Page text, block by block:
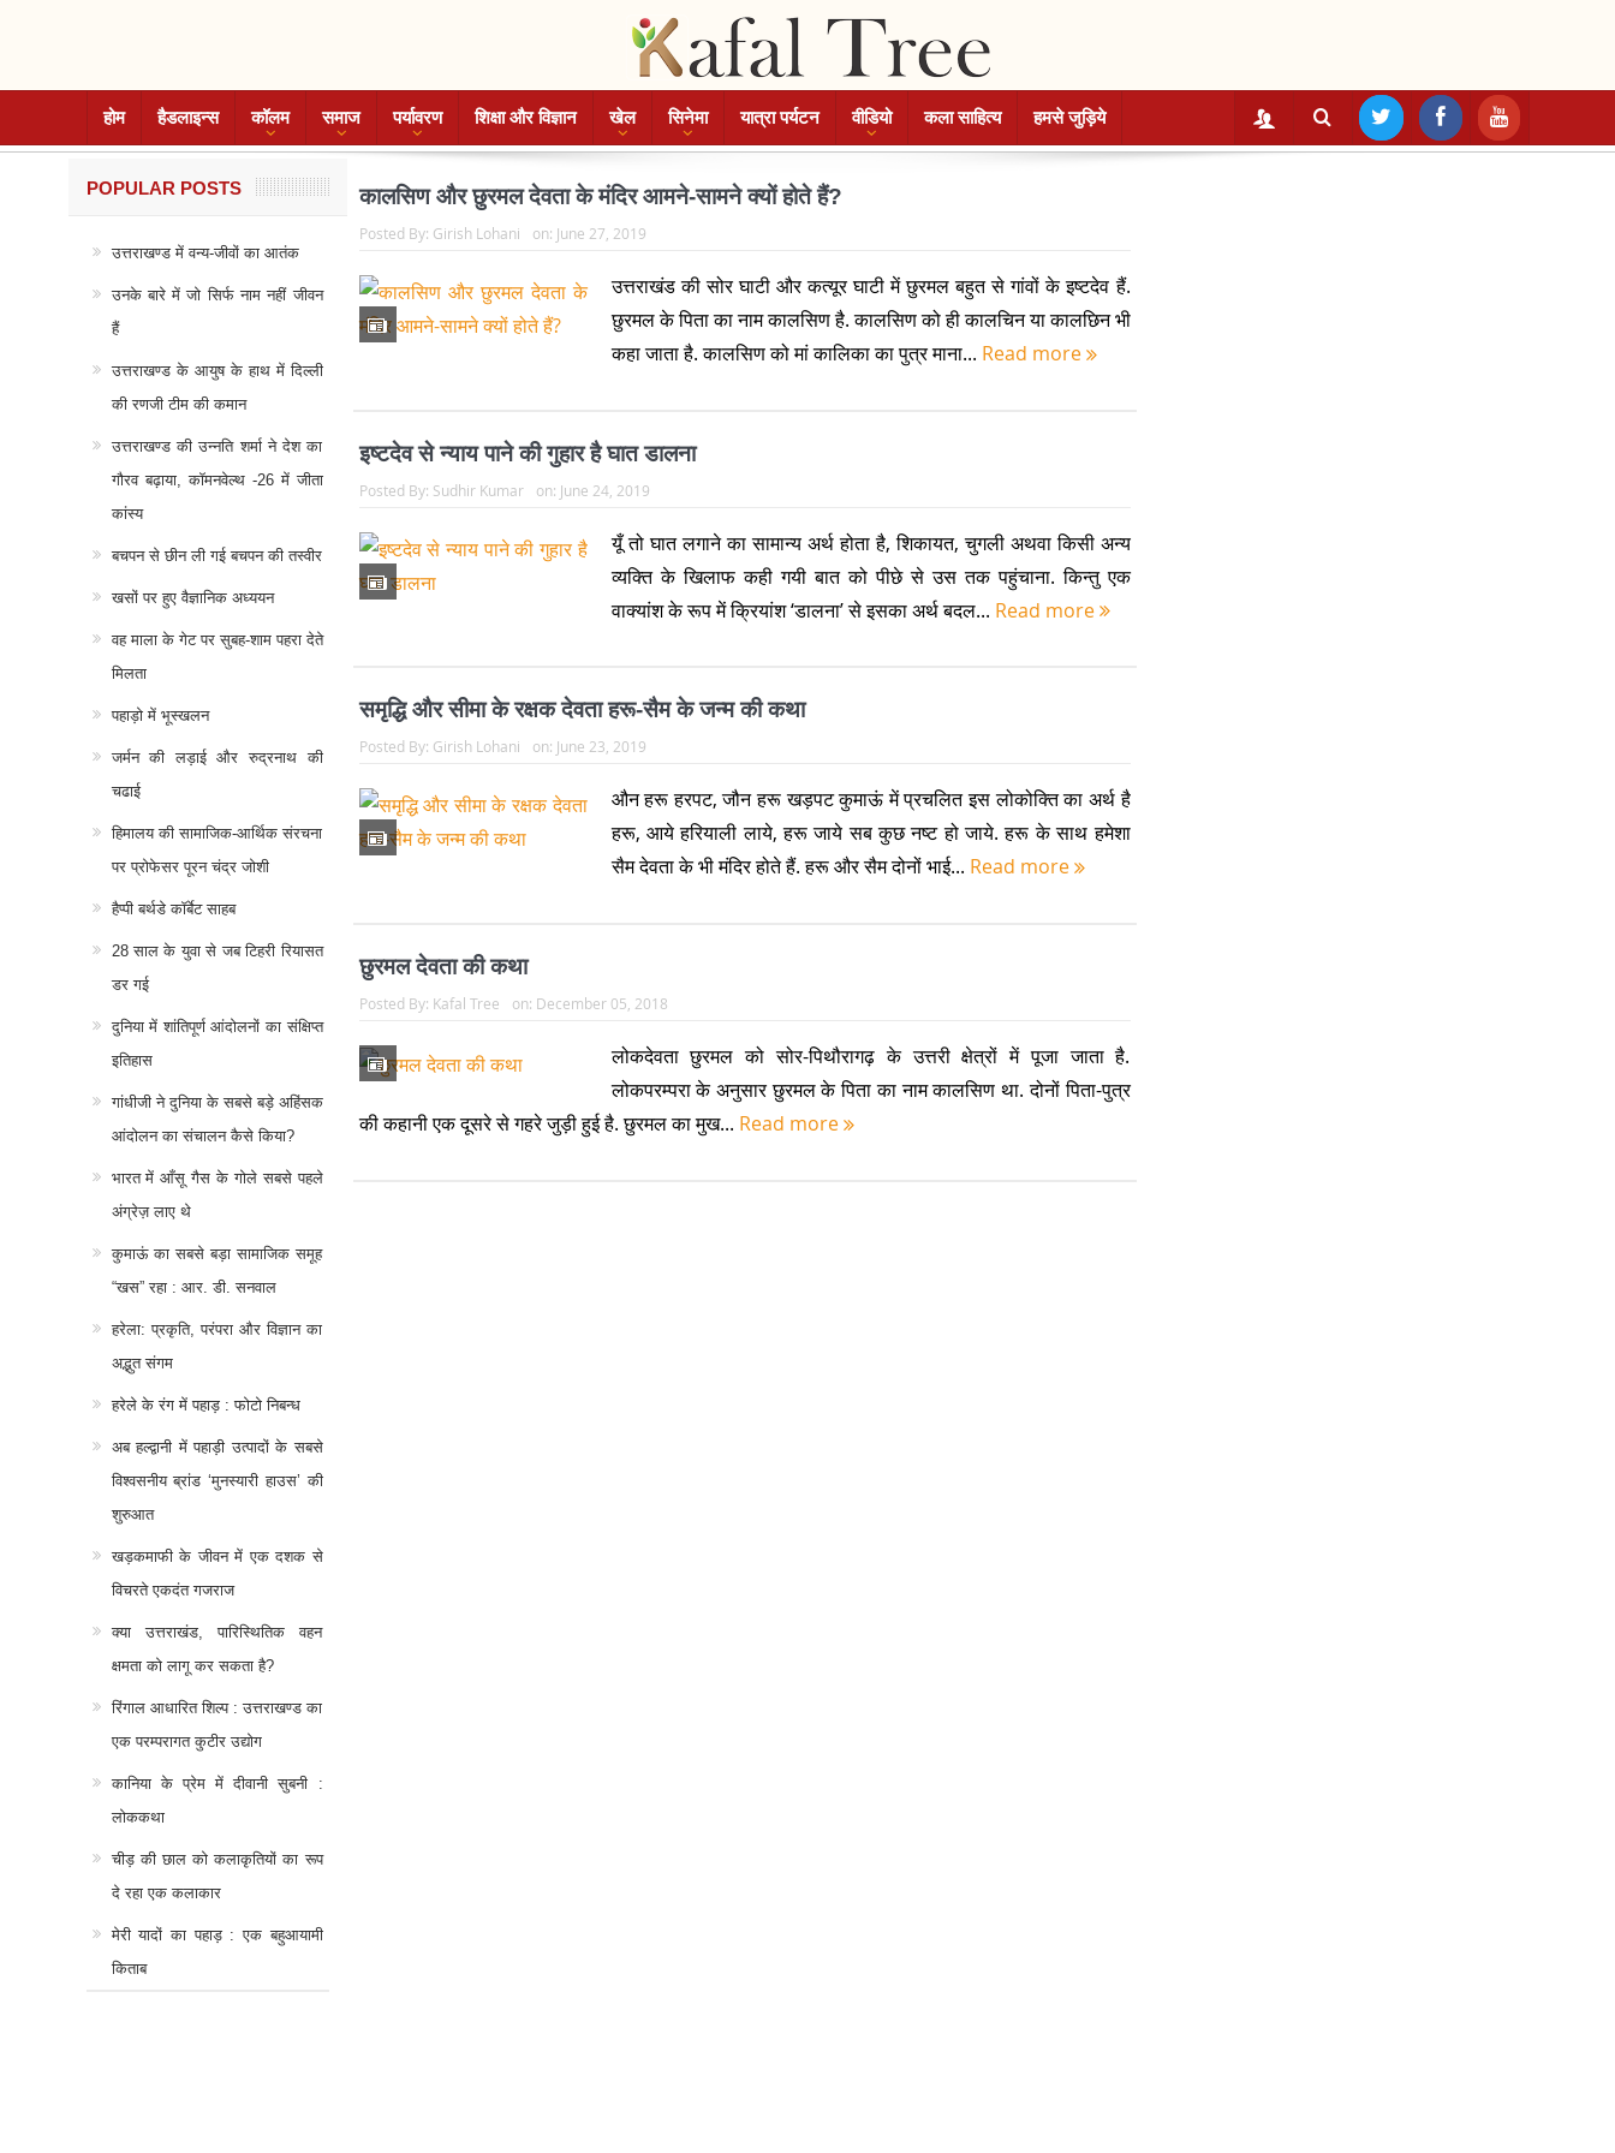
होम हैडलाइन्स कॉलम समाज पर्यावरण शिक्षा और विज्ञान खेल सिनेमा यात्रा पर्यटन वीडियो कला साहित्य हमसे जुड़िये
कालसिण और छुरमल देवता के मंदिर आमने-सामने क्यों होते हैं?
Posted By: Girish Lohani on: June 27, 2019
उत्तराखंड की सोर घाटी और कत्यूर घाटी में छुरमल बहुत से गांवों के इष्टदेव हैं.
छुरमल के पिता का नाम कालसिण है. कालसिण को ही कालचिन या कालछिन भी
कहा जाता है. कालसिण को मां कालिका का पुत्र माना... Read more
इष्टदेव से न्याय पाने की गुहार है घात डालना
Posted By: Sudhir Kumar on: June 24, 2019
यूँ तो घात लगाने का सामान्य अर्थ होता है, शिकायत, चुगली अथवा किसी अन्य
व्यक्ति के खिलाफ कही गयी बात को पीछे से उस तक पहुंचाना. किन्तु एक
वाक्यांश के रूप में क्रियांश ‘डालना’ से इसका अर्थ बदल... Read more
समृद्धि और सीमा के रक्षक देवता हरू-सैम के जन्म की कथा
Posted By: Girish Lohani on: June 23, 2019
औन हरू हरपट, जौन हरू खड़पट कुमाऊं में प्रचलित इस लोकोक्ति का अर्थ है
हरू, आये हरियाली लाये, हरू जाये सब कुछ नष्ट हो जाये. हरू के साथ हमेशा
सैम देवता के भी मंदिर होते हैं. हरू और सैम दोनों भाई... Read more
छुरमल देवता की कथा
Posted By: Kafal Tree on: December 05, 2018
लोकदेवता छुरमल को सोर-पिथौरागढ़ के उत्तरी क्षेत्रों में पूजा जाता है.
लोकपरम्परा के अनुसार छुरमल के पिता का नाम कालसिण था. दोनों पिता-पुत्र
की कहानी एक दूसरे से गहरे जुड़ी हुई है. छुरमल का मुख... Read more
POPULAR POSTS
उत्तराखण्ड में वन्य-जीवों का आतंक
उनके बारे में जो सिर्फ नाम नहीं जीवन
हैं
उत्तराखण्ड के आयुष के हाथ में दिल्ली
की रणजी टीम की कमान
उत्तराखण्ड की उन्नति शर्मा ने देश का
गौरव बढ़ाया, कॉमनवेल्थ -26 में जीता
कांस्य
बचपन से छीन ली गई बचपन की तस्वीर
खसों पर हुए वैज्ञानिक अध्ययन
वह माला के गेट पर सुबह-शाम पहरा देते
मिलता
पहाड़ो में भूस्खलन
जर्मन की लड़ाई और रुद्रनाथ की
चढाई
हिमालय की सामाजिक-आर्थिक संरचना
पर प्रोफेसर पूरन चंद्र जोशी
हैप्पी बर्थडे कॉर्बेट साहब
28 साल के युवा से जब टिहरी रियासत
डर गई
दुनिया में शांतिपूर्ण आंदोलनों का संक्षिप्त
इतिहास
गांधीजी ने दुनिया के सबसे बड़े अहिंसक
आंदोलन का संचालन कैसे किया?
भारत में आँसू गैस के गोले सबसे पहले
अंग्रेज़ लाए थे
कुमाऊं का सबसे बड़ा सामाजिक समूह
“खस” रहा : आर. डी. सनवाल
हरेला: प्रकृति, परंपरा और विज्ञान का
अद्भुत संगम
हरेले के रंग में पहाड़ : फोटो निबन्ध
अब हल्द्वानी में पहाड़ी उत्पादों के सबसे
विश्वसनीय ब्रांड ‘मुनस्यारी हाउस’ की
शुरुआत
खड़कमाफी के जीवन में एक दशक से
विचरते एकदंत गजराज
क्या उत्तराखंड, पारिस्थितिक वहन
क्षमता को लागू कर सकता है?
रिंगाल आधारित शिल्प : उत्तराखण्ड का
एक परम्परागत कुटीर उद्योग
कानिया के प्रेम में दीवानी सुबनी :
लोककथा
चीड़ की छाल को कलाकृतियों का रूप
दे रहा एक कलाकार
मेरी यादों का पहाड़ : एक बहुआयामी
किताब